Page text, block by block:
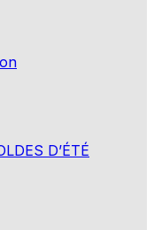
D’ÉTÉ